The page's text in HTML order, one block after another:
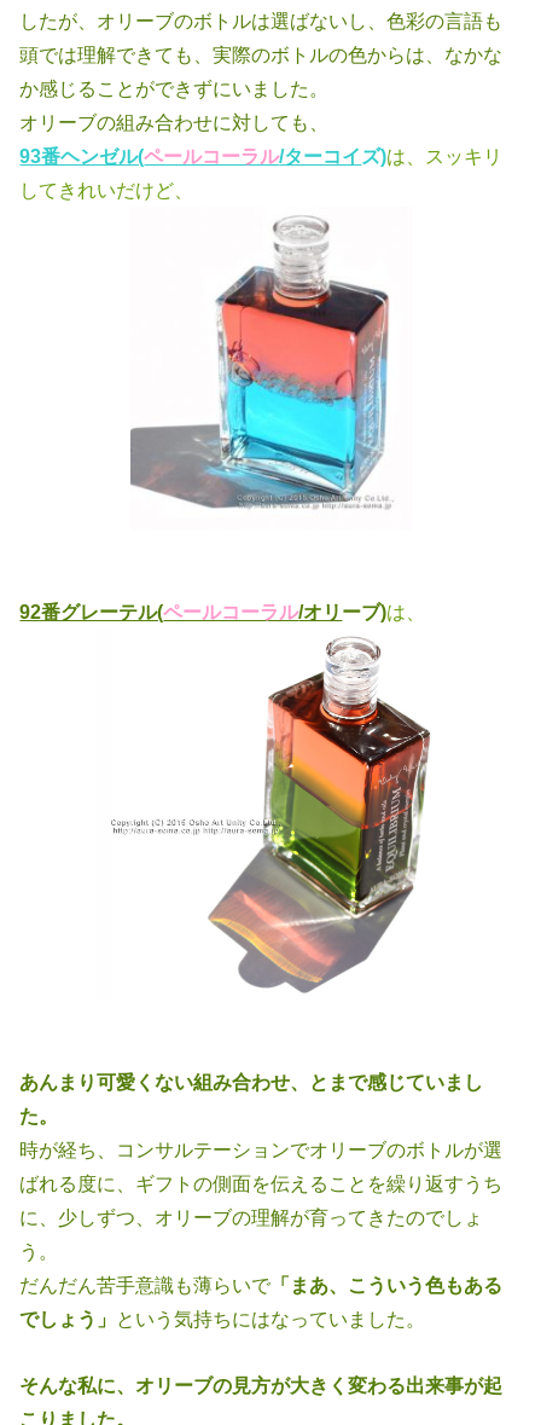
したが、オリーブのボトルは選ばないし、色彩の言語も
頭では理解できても、実際のボトルの色からは、なかな
か感じることができずにいました。
オリーブの組み合わせに対しても、
93番ヘンゼル(ペールコーラル/ターコイ ズ)は、スッキリ
してきれいだけど、
92番グレーテル(ペールコーラル/オリ ーブ)は、
あんまり可愛くない組み合わせ、とまで感じていまし
た。
時が経ち、コンサルテーションでオリーブのボトルが選
ばれる度に、ギフトの側面を伝えることを繰り返すうち
に、少しずつ、オリーブの理解が育って きたのでしょ
う。
だんだん苦手意識も薄らいで「まあ、こういう色もある
でしょう」 という気持ちにはなっていました。
そんな私に、オリーブの見方が大きく変わる出来事が起
こりました。